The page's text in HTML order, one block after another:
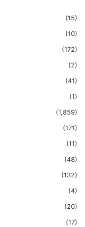
(15)
(10)
(172)
(2)
(41)
(1)
(1,859)
(171)
(11)
(48)
(132)
(4)
(20)
(17)